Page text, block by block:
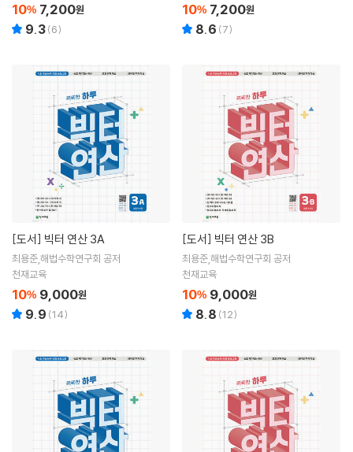
10% 7,200원
9.3(6)
10% 7,200원
8.6 (7)
[도서] 빅터 연산 3A
최용준,해법수학연구회 공저
천재교육
10% 9,000원
9.9 (14)
[도서] 빅터 연산 3B
최용준,해법수학연구회 공저
천재교육
10% 9,000원
8.8 (12)